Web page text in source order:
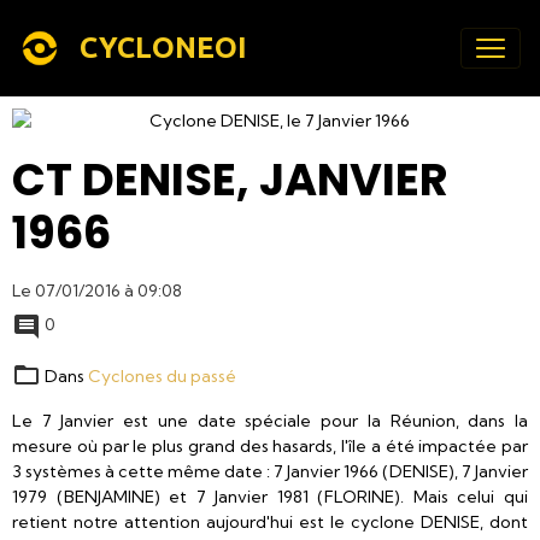
CYCLONEOI
CT DENISE, JANVIER
1966
Le 07/01/2016 à 09:08
0
Dans Cyclones du passé
Le 7 Janvier est une date spéciale pour la Réunion, dans la
mesure où par le plus grand des hasards, l'île a été impactée par
3 systèmes à cette même date : 7 Janvier 1966 (DENISE), 7 Janvier
1979 (BENJAMINE) et 7 Janvier 1981 (FLORINE). Mais celui qui
retient notre attention aujourd'hui est le cyclone DENISE, dont